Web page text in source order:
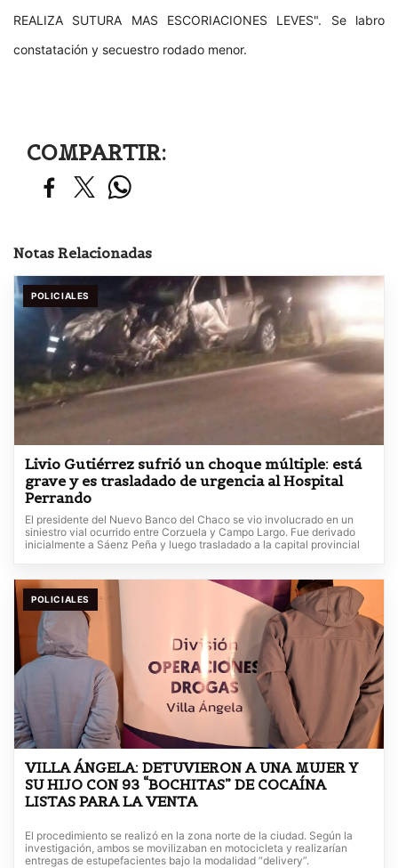
REALIZA SUTURA MAS ESCORIACIONES LEVES". Se labro
constatación y secuestro rodado menor.
COMPARTIR:
Notas Relacionadas
POLICIALES
Livio Gutiérrez sufrió un choque múltiple: está
grave y es trasladado de urgencia al Hospital
Perrando
El presidente del Nuevo Banco del Chaco se vio involucrado en un
siniestro vial ocurrido entre Corzuela y Campo Largo. Fue derivado
inicialmente a Sáenz Peña y luego trasladado a la capital provincial
POLICIALES
VILLA ÁNGELA: DETUVIERON A UNA MUJER Y
SU HIJO CON 93 “BOCHITAS” DE COCAÍNA
LISTAS PARA LA VENTA
El procedimiento se realizó en la zona norte de la ciudad. Según la
investigación, ambos se movilizaban en motocicleta y realizarían
entregas de estupefacientes bajo la modalidad “delivery”.